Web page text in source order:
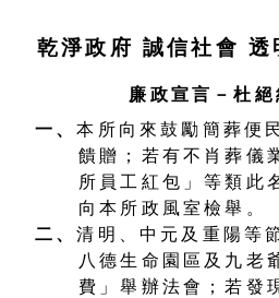
乾淨政府 誠信社會 透
廉政宣言－杜絕
一、本所向來鼓勵簡葬便
饋贈；若有不肖葬儀
所員工紅包」等類此
向本所政風室檢舉。
二、清明、中元及重陽等
八德生命園區及九老
費」舉辦法會；若發